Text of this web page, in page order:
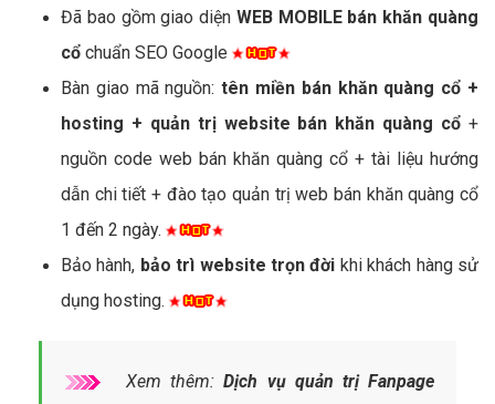
Đã bao gồm giao diện WEB MOBILE bán khăn quàng
cổ chuẩn SEO Google
Bàn giao mã nguồn:tên miền bán khăn quàng cổ +
hosting + quản trị website bán khăn quàng cổ +
nguồn code web bán khăn quàng cổ + tài liệu hướng
dẫn chi tiết + đào tạo quản trị web bán khăn quàng cổ
1 đến 2 ngày.
Bảo hành, bảo trì website trọn đời khi khách hàng sử
dụng hosting.
Xem thêm:Dịch vụ quản trị Fanpage